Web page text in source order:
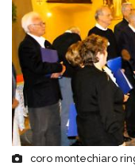
coro montechiaro